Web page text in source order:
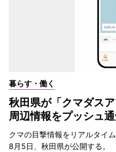
暮らす・働く
秋田県が「クマダス
周辺情報をプッシュ
クマの目撃情報をリアルタイ
8月5日、秋田県が公開する。